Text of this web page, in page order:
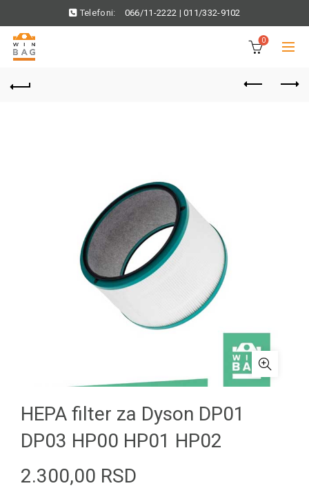
Telefoni: 066/11-2222 |011/332-9102
0
HEPA filter za Dyson DP01
DP03 HP00 HP01 HP02
2.300,00 RSD